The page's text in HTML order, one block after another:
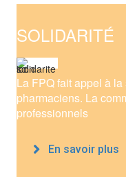
SOLIDARITÉ
La FPQ fait appel à
pharmaciens. La
professionnels
En savoir plus